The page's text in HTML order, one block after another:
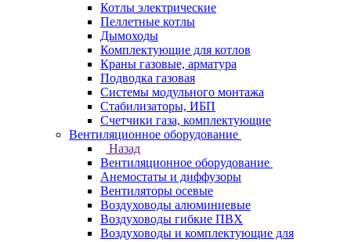
Котлы электрические
Пеллетные котлы
Дымоходы
Комплектующие для котлов
Краны газовые, арматура
Подводка газовая
Системы модульного монтажа
Стабилизаторы, ИБП
Счетчики газа, комплектующие
Вентиляционное оборудование
Назад
Вентиляционное оборудование
Анемостаты и диффузоры
Вентиляторы осевые
Воздуховоды алюминиевые
Воздуховоды гибкие ПВХ
Воздуховоды и комплектующие для